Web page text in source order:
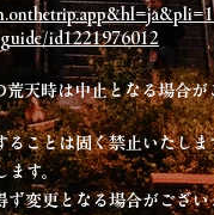
id1221976012
天時は中止となる場合
ことは固く禁止いたしま
す。
変更となる場合がござ